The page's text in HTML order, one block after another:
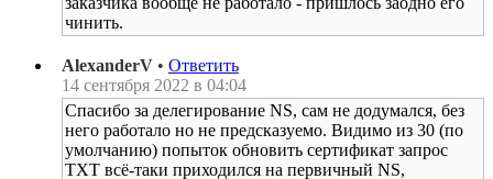
чинить.
AlexanderV • Ответить
14 сентября 2022 в 04:04
Спасибо за делегирование NS, сам не додумался, без
него работало но не предсказуемо. Видимо из 30 (по
умолчанию) попыток обновить сертификат запрос
TXT всё-таки приходился на первичный NS,